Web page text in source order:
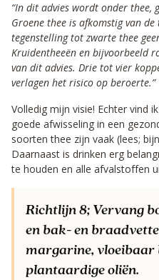
“In dit advies wordt onder thee,
Groene thee is afkomstig van
tegenstelling tot zwarte thee
Kruidentheeën en bijvoorbeeld
van dit advies. Drie tot vier
verlagen het risico op beroerte.”
Volledig mijn visie! Echter vind
goede afwisseling in een
soorten thee zijn vaak (lees;
Daarnaast is drinken erg
te houden en alle afvalstoffen
Richtlijn 8;Vervang
en bak- en
margarine, vloeibaar
plantaardige oliën.